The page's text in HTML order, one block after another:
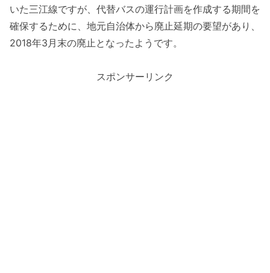
いた三江線ですが、代替バスの運行計画を作成する期間を
確保するために、地元自治体から廃止延期の要望があり、
2018年3月末の廃止となったようです。
スポンサーリンク